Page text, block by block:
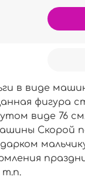
в виде
фигура
виде 76
т.п.